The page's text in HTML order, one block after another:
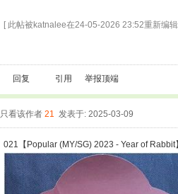
[ 此帖被katnalee在24-05-2026 23:52重新编
回复 引用 举报顶端
只看该作者 21 发表于: 2025-03-09
021【Popular (MY/SG) 2023 - Year of Rabbit